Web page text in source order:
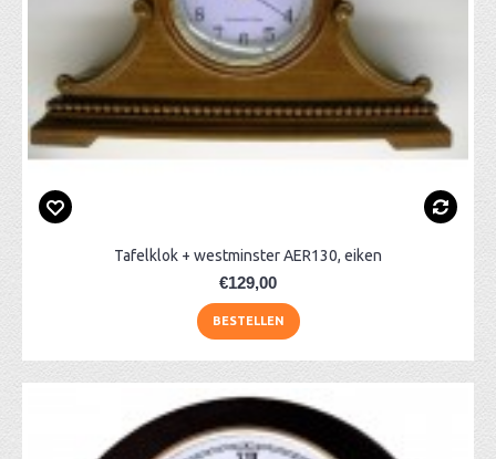
Tafelklok + westminster AER130, eiken
€129,00
BESTELLEN